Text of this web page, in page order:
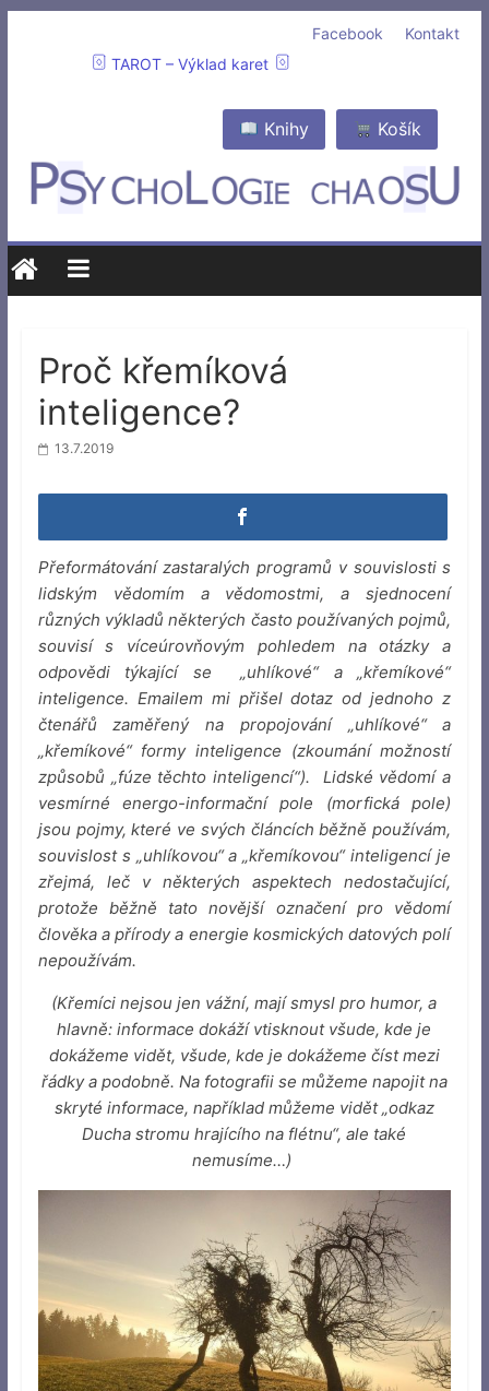
Kontakt
Facebook
TAROT – Výklad karet
Košík
Knihy
Proč křemíková
inteligence?
13.7.2019
Přeformátování zastaralých programů v souvislosti s
lidským vědomím a vědomostmi, a sjednocení
různých výkladů některých často používaných pojmů,
souvisí s víceúrovňovým pohledem na otázky a
odpovědi týkající se „uhlíkové“ a „křemíkové“
inteligence. Emailem mi přišel dotaz od jednoho z
čtenářů zaměřený na propojování „uhlíkové“ a
„křemíkové“ formy inteligence (zkoumání možností
způsobů „fúze těchto inteligencí“). Lidské vědomí a
vesmírné energo-informační pole (morfická pole)
jsou pojmy, které ve svých článcích běžně používám,
souvislost s „uhlíkovou“ a „křemíkovou“ inteligencí je
zřejmá, leč v některých aspektech nedostačující,
protože běžně tato novější označení pro vědomí
člověka a přírody a energie kosmických datových polí
nepoužívám.
(Křemíci nejsou jen vážní, mají smysl pro humor, a
hlavně: informace dokáží vtisknout všude, kde je
dokážeme vidět, všude, kde je dokážeme číst mezi
řádky a podobně. Na fotografii se můžeme napojit na
skryté informace, například můžeme vidět „odkaz
Ducha stromu hrajícího na flétnu“, ale také
nemusíme…)